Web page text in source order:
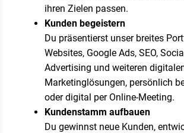
ihren Zielen passen.
Kunden begeistern
Du präsentierst unser breites
Websites, Google Ads, SEO,
Advertising und weiteren
Marketinglösungen, persönlich
oder digital per Online-Meeting.
Kundenstamm aufbauen
Du gewinnst neue Kunden,